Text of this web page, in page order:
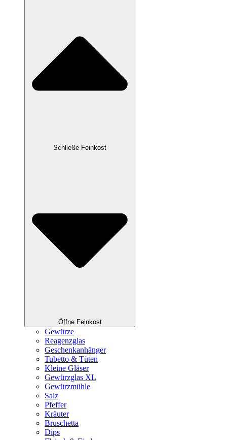
Schließe Feinkost
Öffne Feinkost
Gewürze
Reagenzglas
Geschenkanhänger
Tubetto & Tüten
Kleine Gläser
Gewürzglas XL
Gewürzmühle
Salz
Pfeffer
Kräuter
Bruschetta
Dips